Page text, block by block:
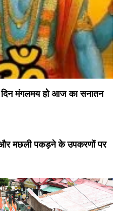
मंगलमय हो आज का सनातन
मछली पकड़ने के उपकरणों पर